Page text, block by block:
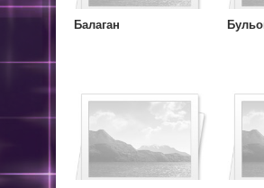
Балаган